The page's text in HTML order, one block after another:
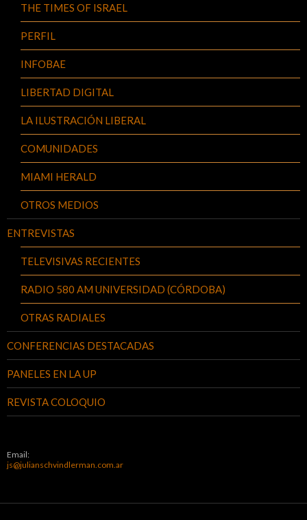
THE TIMES OF ISRAEL
PERFIL
INFOBAE
LIBERTAD DIGITAL
LA ILUSTRACIÓN LIBERAL
COMUNIDADES
MIAMI HERALD
OTROS MEDIOS
ENTREVISTAS
TELEVISIVAS RECIENTES
RADIO 580 AM UNIVERSIDAD (CÓRDOBA)
OTRAS RADIALES
CONFERENCIAS DESTACADAS
PANELES EN LA UP
REVISTA COLOQUIO
Email:
js@julianschvindlerman.com.ar